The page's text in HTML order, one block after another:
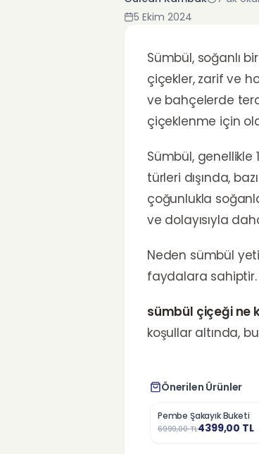
5 Ekim 2024
Sümbül, soğanlı
çiçekler, zarif ve
ve bahçelerde
çiçeklenme için
Sümbül, genellikle
türleri dışında,
çoğunlukla
ve dolayısıyla
Neden sümbül
faydalara
sümbül çiçeği ne
koşullar altında,
Önerilen Ürünler
%37
Pembe Şakayık Buketi
6999,00TL4399,00 TL